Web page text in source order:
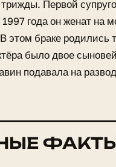
Первой
года он женат на
браке родились
было двое
подавала на